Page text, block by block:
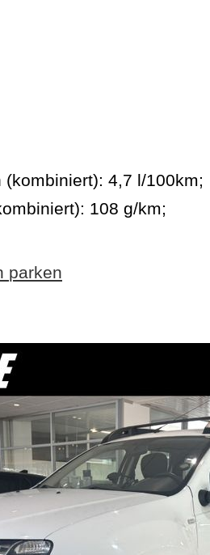
(kombiniert): 4,7 l/100km;
108 g/km;
parken